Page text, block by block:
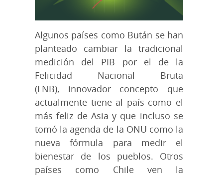
Algunos países como Bután se han
planteado cambiar la tradicional
medición del PIB por el de la
Felicidad Nacional Bruta
(FNB), innovador concepto que
actualmente tiene al país como el
más feliz de Asia y que incluso se
tomó la agenda de la ONU como la
nueva fórmula para medir el
bienestar de los pueblos. Otros
países como Chile ven la